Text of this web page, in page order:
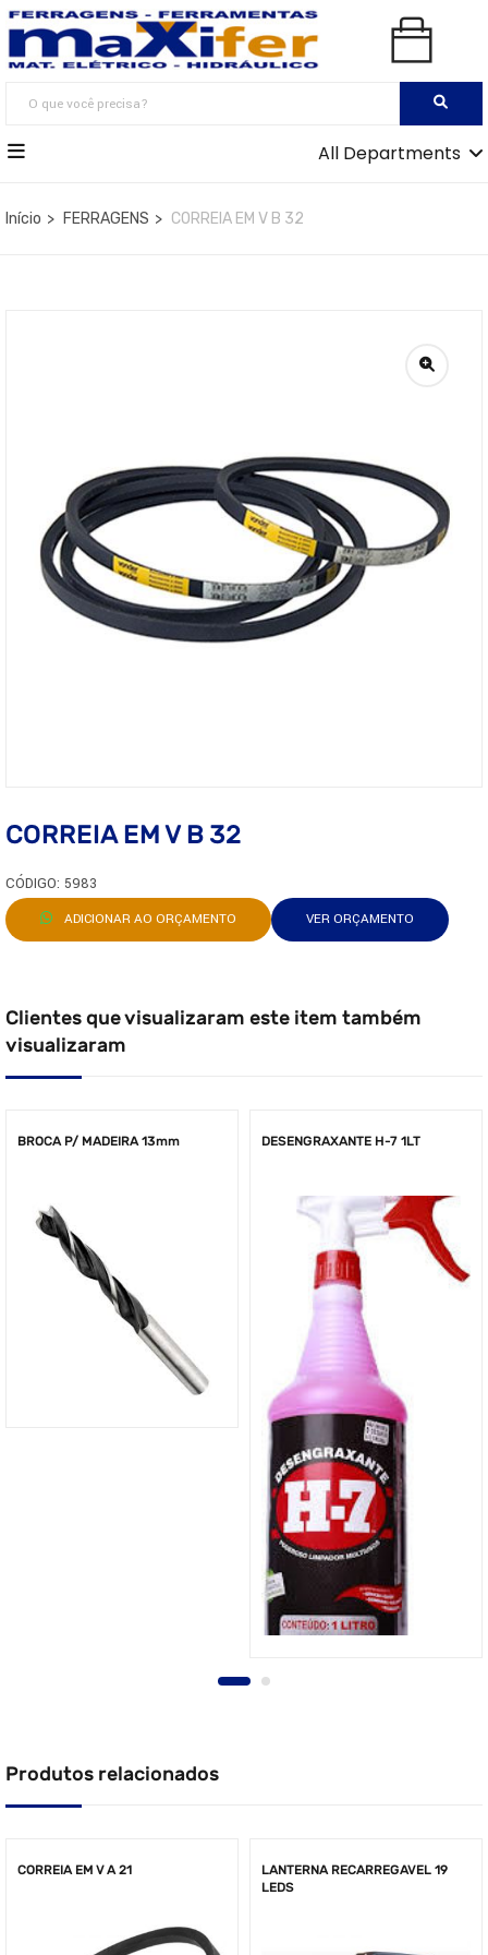
All Departments
Início FERRAGENS CORREIA EM V B 32
CORREIA EM V B 32
CÓDIGO: 5983
ADICIONAR AO ORÇAMENTO VER ORÇAMENTO
Clientes que visualizaram este item também
visualizaram
BROCA P/ MADEIRA 13mm DESENGRAXANTE H-7 1LT
Produtos relacionados
CORREIA EM V A 21
LANTERNA RECARREGAVEL 19
LEDS